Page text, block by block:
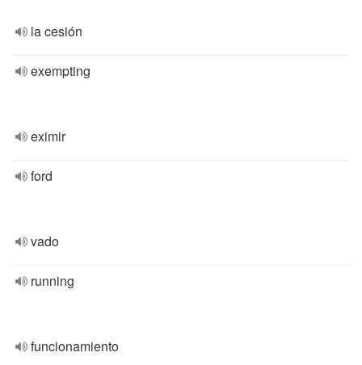
la cesión
exempting
eximir
ford
vado
running
funcionamiento